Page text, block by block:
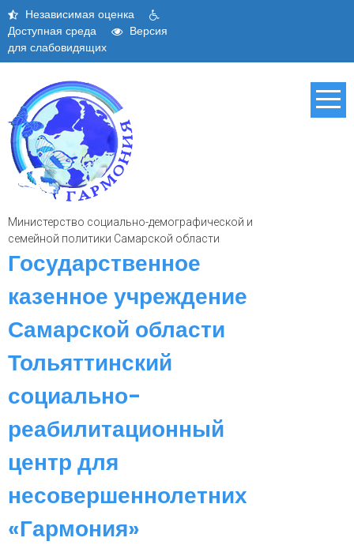
Skip
content
Независимая оценка
Доступная среда
Версия
для слабовидящих
Министерство социально-демографической и
семейной политики Самарской области
Государственное
казенное учреждение
Самарской области
Тольяттинский
социально-
реабилитационный
центр для
несовершеннолетних
«Гармония»